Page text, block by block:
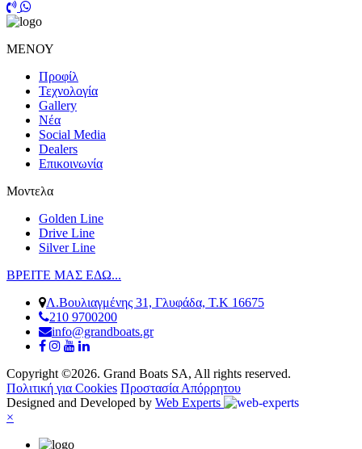
ΜΕΝΟΥ
Προφίλ
Τεχνολογία
Gallery
Νέα
Social Media
Dealers
Επικοινωνία
Μοντελα
Golden Line
Drive Line
Silver Line
ΒΡΕΙΤΕ ΜΑΣ ΕΔΩ...
Λ.Βουλιαγμένης 31, Γλυφάδα, Τ.Κ 16675
210 9700200
info@grandboats.gr
Copyright ©2026. Grand Boats SA, All rights reserved.
Πολιτική για Cookies Προστασία Απόρρητου
Designed and Developed by Web Experts
×